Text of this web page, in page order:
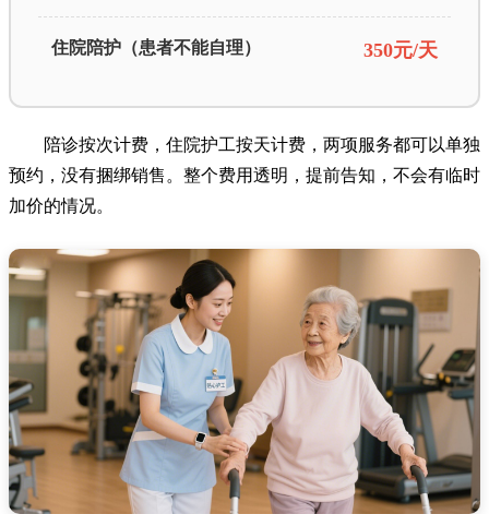
住院陪护（患者不能自理） 350元/天
陪诊按次计费，住院护工按天计费，两项服务都可以单独
预约，没有捆绑销售。整个费用透明，提前告知，不会有临时
加价的情况。